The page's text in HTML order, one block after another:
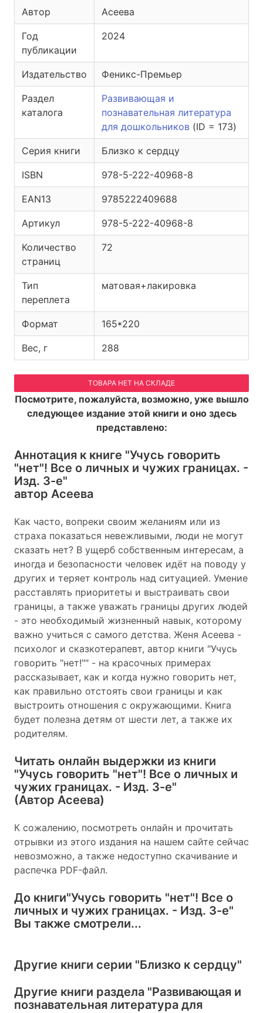
Автор Асеева
Год
публикации
2024
Издательство Феникс-Премьер
Раздел
каталога
Развивающая и
познавательная литература
для дошкольников (ID = 173)
Серия книги Близко к сердцу
ISBN 978-5-222-40968-8
EAN13 9785222409688
Артикул 978-5-222-40968-8
Количество
страниц
72
Тип
переплета
матовая+лакировка
Формат 165*220
Вес, г 288
ТОВАРА НЕТ НА СКЛАДЕ
Посмотрите, пожалуйста, возможно, уже вышло
следующее издание этой книги и оно здесь
представлено:
Аннотация к книге "Учусь говорить
"нет"! Все о личных и чужих границах. -
Изд. 3-е"
автор Асеева
Как часто, вопреки своим желаниям или из
страха показаться невежливыми, люди не могут
сказать нет? В ущерб собственным интересам, а
иногда и безопасности человек идёт на поводу у
других и теряет контроль над ситуацией. Умение
расставлять приоритеты и выстраивать свои
границы, а также уважать границы других людей
- это необходимый жизненный навык, которому
важно учиться с самого детства. Женя Асеева -
психолог и сказкотерапевт, автор книги "Учусь
говорить "нет!"" - на красочных примерах
рассказывает, как и когда нужно говорить нет,
как правильно отстоять свои границы и как
выстроить отношения с окружающими. Книга
будет полезна детям от шести лет, а также их
родителям.
Читать онлайн выдержки из книги
"Учусь говорить "нет"! Все о личных и
чужих границах. - Изд. 3-е"
(Автор Асеева)
К сожалению, посмотреть онлайн и прочитать
отрывки из этого издания на нашем сайте сейчас
невозможно, а также недоступно скачивание и
распечка PDF-файл.
До книги"Учусь говорить "нет"! Все о
личных и чужих границах. - Изд. 3-е"
Вы также смотрели...
Другие книги серии "Близко к сердцу"
Другие книги раздела "Развивающая и
познавательная литература для